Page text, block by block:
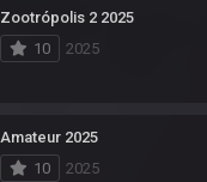
Zootrópolis 2 2025
10
2025
Amateur 2025
10
2025